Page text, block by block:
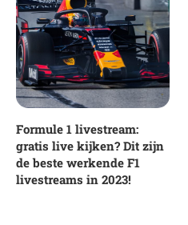
Formule 1 livestream:
gratis live kijken? Dit zijn
de beste werkende F1
livestreams in 2023!